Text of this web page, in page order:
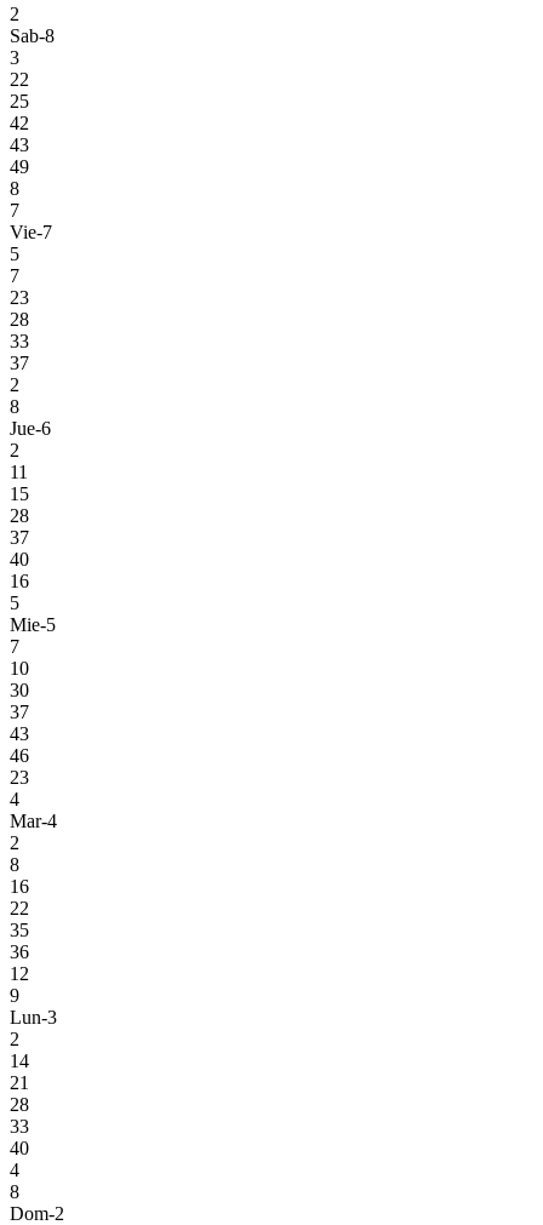
2
Sab-8
3
22
25
42
43
49
8
7
Vie-7
5
7
23
28
33
37
2
8
Jue-6
2
11
15
28
37
40
16
5
Mie-5
7
10
30
37
43
46
23
4
Mar-4
2
8
16
22
35
36
12
9
Lun-3
2
14
21
28
33
40
4
8
Dom-2